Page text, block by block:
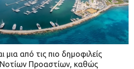
μια από τις πιο δημοφιλείς
Νοτίων Προαστίων, καθώς